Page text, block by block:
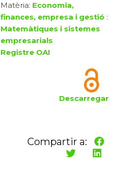
Matèria: Economia,
finances, empresa i gestió :
Matemàtiques i sistemes
empresarials
Registre OAI
Descarregar
Compartir a: